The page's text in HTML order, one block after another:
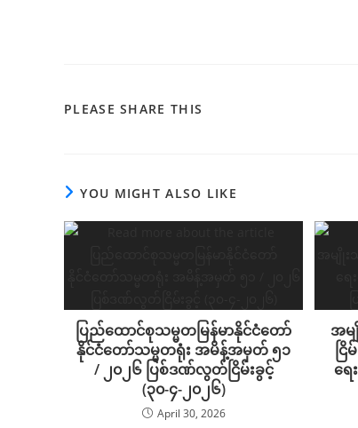
PLEASE SHARE THIS
YOU MIGHT ALSO LIKE
ပြည်ထောင်စုသမ္မတမြန်မာနိုင်ငံတော်
နိုင်ငံတော်သမ္မတရုံး အမိန့်အမှတ် ၅၁
/ ၂၀၂၆ ပြစ်ဒဏ်လွတ်ငြိမ်းခွင့်
(၃၀-၄-၂၀၂၆)
April 30, 2026
အမ
င
ရေ